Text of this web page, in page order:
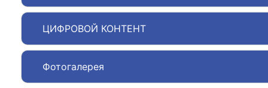
ЦИФРОВОЙ КОНТЕНТ
Фотогалерея